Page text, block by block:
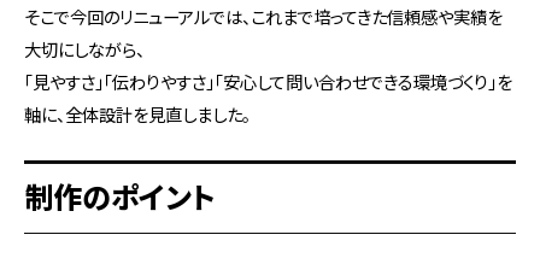
そこで今回のリニューアルでは、これまで培ってきた信頼感や実績を
大切にしながら、
「見やすさ」「伝わりやすさ」「安心して問い合わせできる環境づくり」を
軸に、全体設計を見直しました。
制作のポイント